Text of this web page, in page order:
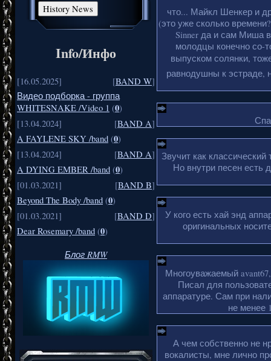
Info/Инфо
[16.05.2025] [BAND W]
Видео подборка - группа
WHITESNAKE /Video 1 (0)
[13.04.2024]
[BAND A]
A FAYLENE SKY /band (0)
[13.04.2024]
[BAND A]
A DYING EMBER /band (0)
[01.03.2021]
[BAND B]
Beyond The Body /band (0)
[01.03.2021]
[BAND D]
Dear Rosemary /band (0)
Блог RMW
что... Майкл Шенкер и
(это уже сколько
Sinner да и сам Миша
молодцы конечно со-
выпуском солянки,
равнодушны к эстраде,
Звучит как
Но внутри песен есть
У кого есть хай энд
оригинальных
Многоуважаемый
Писал для
аппаратуре. Сам при
не менее
А чем собственно не
вокалисты, мне лично